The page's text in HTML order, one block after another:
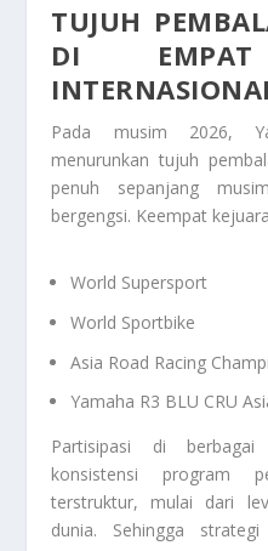
TUJUH
DI EMPAT
Pada musim 2026,
menurunkan tujuh
penuh sepanjang
bergengsi. Keempat
World Supersport
World Sportbike
Asia Road Racing
Yamaha R3 BLU CRU
Partisipasi di
konsistensi program
terstruktur, mulai dari
dunia. Sehingga